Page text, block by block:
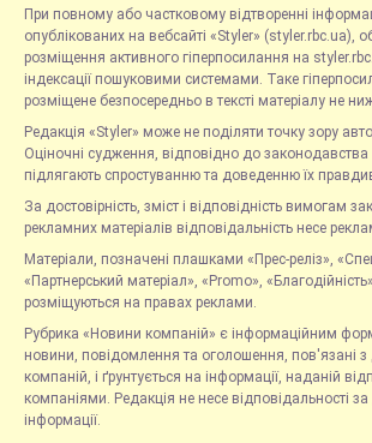
При повному або частковому відтворенні
опублікованих на вебсайті «Styler» (styler.rbc.ua),
розміщення активного гіперпосилання на
індексації пошуковими системами. Таке
розміщене безпосередньо в тексті матеріалу не
Редакція «Styler» може не поділяти точку зору
Оціночні судження, відповідно до законодавства
підлягають спростуванню та доведенню їх
За достовірність, зміст і відповідність вимогам
рекламних матеріалів відповідальність несе
Матеріали, позначені плашками «Прес-реліз»,
«Партнерський матеріал», «Promo»,
розміщуються на правах реклами.
Рубрика «Новини компаній» є інформаційним
новини, повідомлення та оголошення, пов'язані з
компаній, і ґрунтується на інформації, наданій
компаніями. Редакція не несе відповідальності за
інформації.